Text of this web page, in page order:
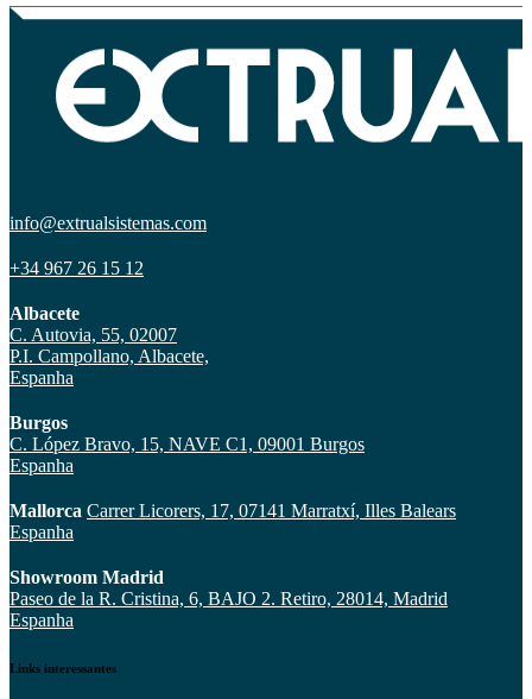
info@extrualsistemas.com
+34 967 26 15 12
Albacete
C. Autovia, 55, 02007
P.I. Campollano, Albacete,
Espanha
Burgos
C. López Bravo, 15, NAVE C1, 09001 Burgos
Espanha
Mallorca Carrer Licorers, 17, 07141 Marratxí, Illes Balears
Espanha
Showroom Madrid
Paseo de la R. Cristina, 6, BAJO 2. Retiro, 28014, Madrid
Espanha
Links interessantes